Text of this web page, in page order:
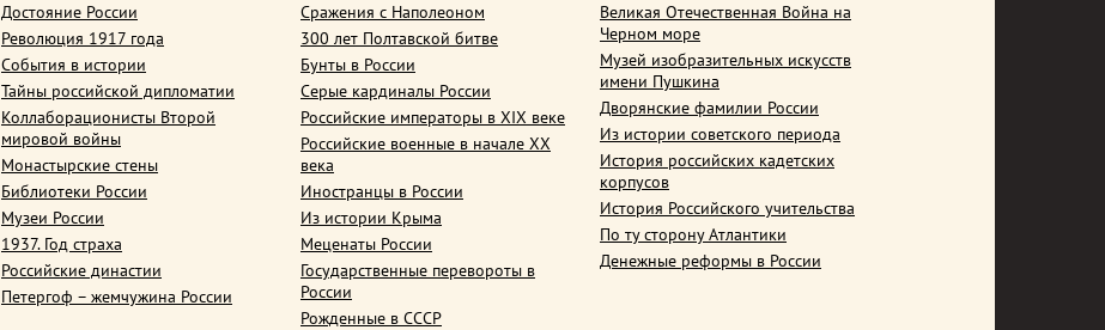
Достояние России
Революция 1917 года
События в истории
Тайны российской дипломатии
Коллаборационисты Второй
мировой войны
Монастырские стены
Библиотеки России
Музеи России
1937. Год страха
Российские династии
Петергоф – жемчужина России
Сражения с Наполеоном
300 лет Полтавской битве
Бунты в России
Серые кардиналы России
Российские императоры в XIX веке
Российские военные в начале ХХ
века
Иностранцы в России
Из истории Крыма
Меценаты России
Государственные перевороты в
России
Рожденные в СССР
Великая Отечественная Война на
Черном море
Музей изобразительных искусств
имени Пушкина
Дворянские фамилии России
Из истории советского периода
История российских кадетских
корпусов
История Российского учительства
По ту сторону Атлантики
Денежные реформы в России